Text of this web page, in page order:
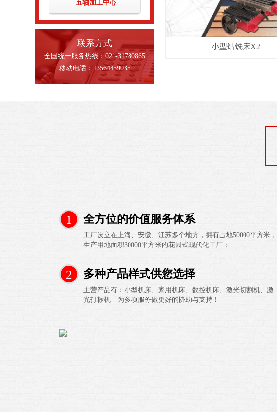
五轴加工中心
联系方式
全国统一服务热线：021-31780865
移动电话：13564459035
小型钻铣床X2
1 全方位的价值服务体系
工厂设立在上海、安徽、江苏多个地方，拥有占地50000平方米，
生产用地面积30000平方米的花园式现代化工厂；
2 多种产品样式供您选择
主营产品有：小型机床、家用机床、数控机床、激光切割机、激
光打标机！为多项服务做更好的协助与支持！